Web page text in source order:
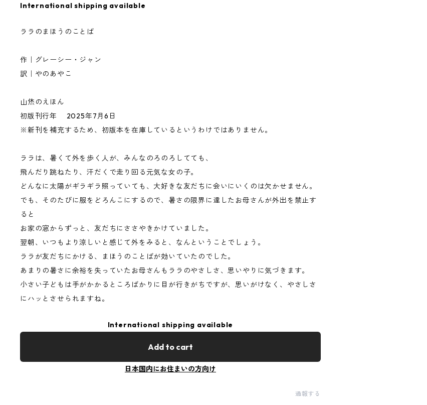
International shipping available
ララのまほうのことば
作｜グレーシー・ジャン
訳｜やのあやこ
山烋のえほん
初版刊行年 2025年7月6日
※新刊を補充するため、初版本を在庫しているというわけではありません。
ララは、暑くて外を歩く人が、みんなのろのろしてても、
飛んだり跳ねたり、汗だくで走り回る元気な女の子。
どんなに太陽がギラギラ照っていても、大好きな友だちに会いにいくのは欠かせません。
でも、そのたびに服をどろんこにするので、暑さの限界に達したお母さんが外出を禁止す
ると
お家の窓からずっと、友だちにささやきかけていました。
翌朝、いつもより涼しいと感じて外をみると、なんということでしょう。
ララが友だちにかける、まほうのことばが効いていたのでした。
あまりの暑さに余裕を失っていたお母さんもララのやさしさ、思いやりに気づきます。
小さい子どもは手がかかるところばかりに目が行きがちですが、思いがけなく、やさしさ
にハッとさせられますね。
International shipping available
Add to cart
日本国内にお住まいの方向け
通報する